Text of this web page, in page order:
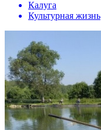
Калуга
Культурная жизнь